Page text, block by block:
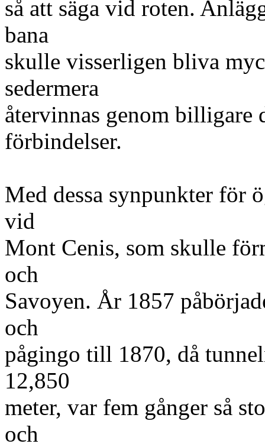
så att säga vid roten.
bana
skulle visserligen bliva
sedermera
återvinnas genom billigare
förbindelser.
Med dessa synpunkter för
vid
Mont Cenis, som skulle
och
Savoyen. År 1857
och
pågingo till 1870, då
12,850
meter, var fem gånger så
och